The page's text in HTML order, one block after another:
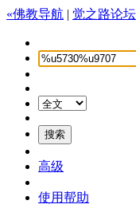
«佛教导航 | 觉之路论坛
高级
使用帮助